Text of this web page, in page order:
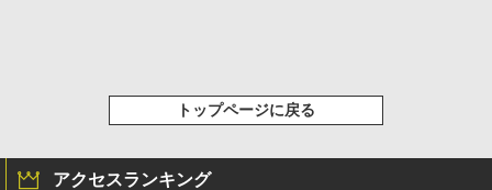
トップページに戻る
アクセスランキング